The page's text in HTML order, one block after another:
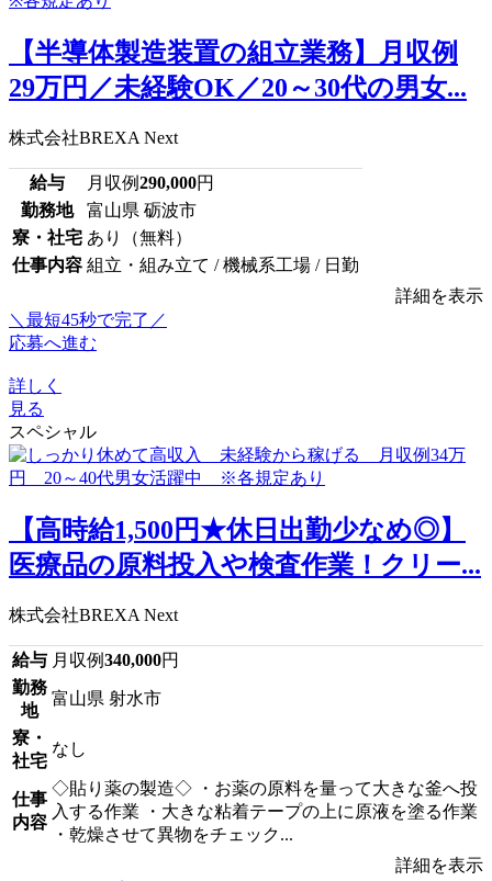
【半導体製造装置の組立業務】月収例
29万円／未経験OK／20～30代の男女...
株式会社BREXA Next
給与 月収例290,000円
勤務地
富山県 砺波市
寮・社宅 あり（無料）
仕事内容 組立・組み立て / 機械系工場 / 日勤
詳細を表示
＼最短45秒で完了／
応募へ進む
詳しく
見る
スペシャル
【高時給1,500円★休日出勤少なめ◎】
医療品の原料投入や検査作業！クリー...
株式会社BREXA Next
給与 月収例340,000円
勤務
地
富山県 射水市
寮・
社宅
なし
仕事
内容
◇貼り薬の製造◇ ・お薬の原料を量って大きな釜へ投
入する作業 ・大きな粘着テープの上に原液を塗る作業
・乾燥させて異物をチェック...
詳細を表示